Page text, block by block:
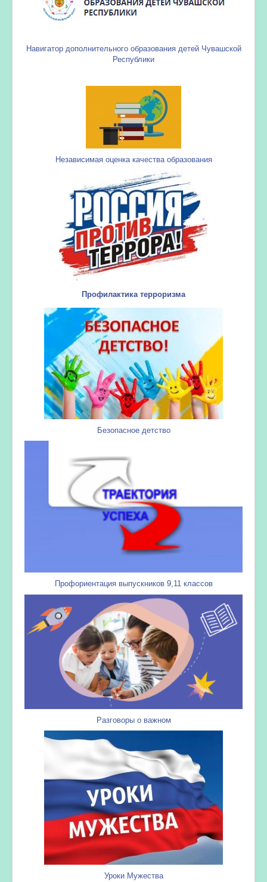
Навигатор дополнительного образования детей Чувашской
Республики
Независимая оценка качества образования
Профилактика терроризма
Безопасное детство
Профориентация выпускников 9,11 классов
Разговоры о важном
Уроки Мужества